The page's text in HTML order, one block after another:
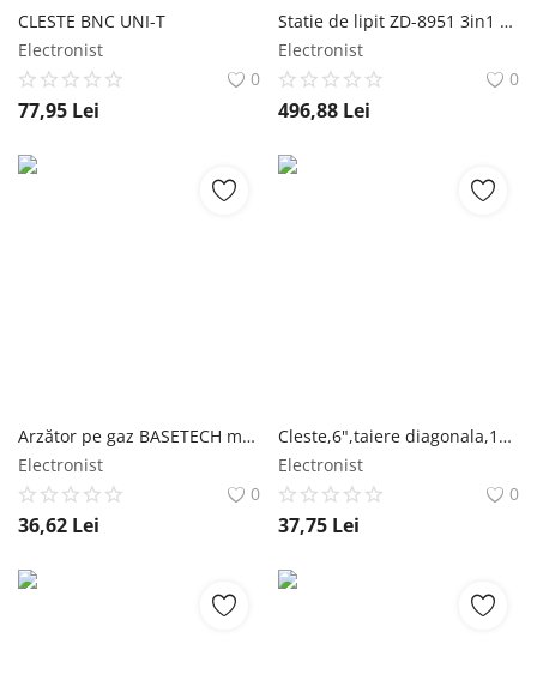
CLESTE BNC UNI-T
Electronist
0
77,95 Lei
Statie de lipit ZD-8951 3in1 Combo ZhongDI
Electronist
0
496,88 Lei
Arzător pe gaz BASETECH mini CONRAD
Electronist
0
36,62 Lei
Cleste,6",taiere diagonala,160mm,Pro'sKit Cod EAN: 4710810381621 UNI-T
Electronist
0
37,75 Lei